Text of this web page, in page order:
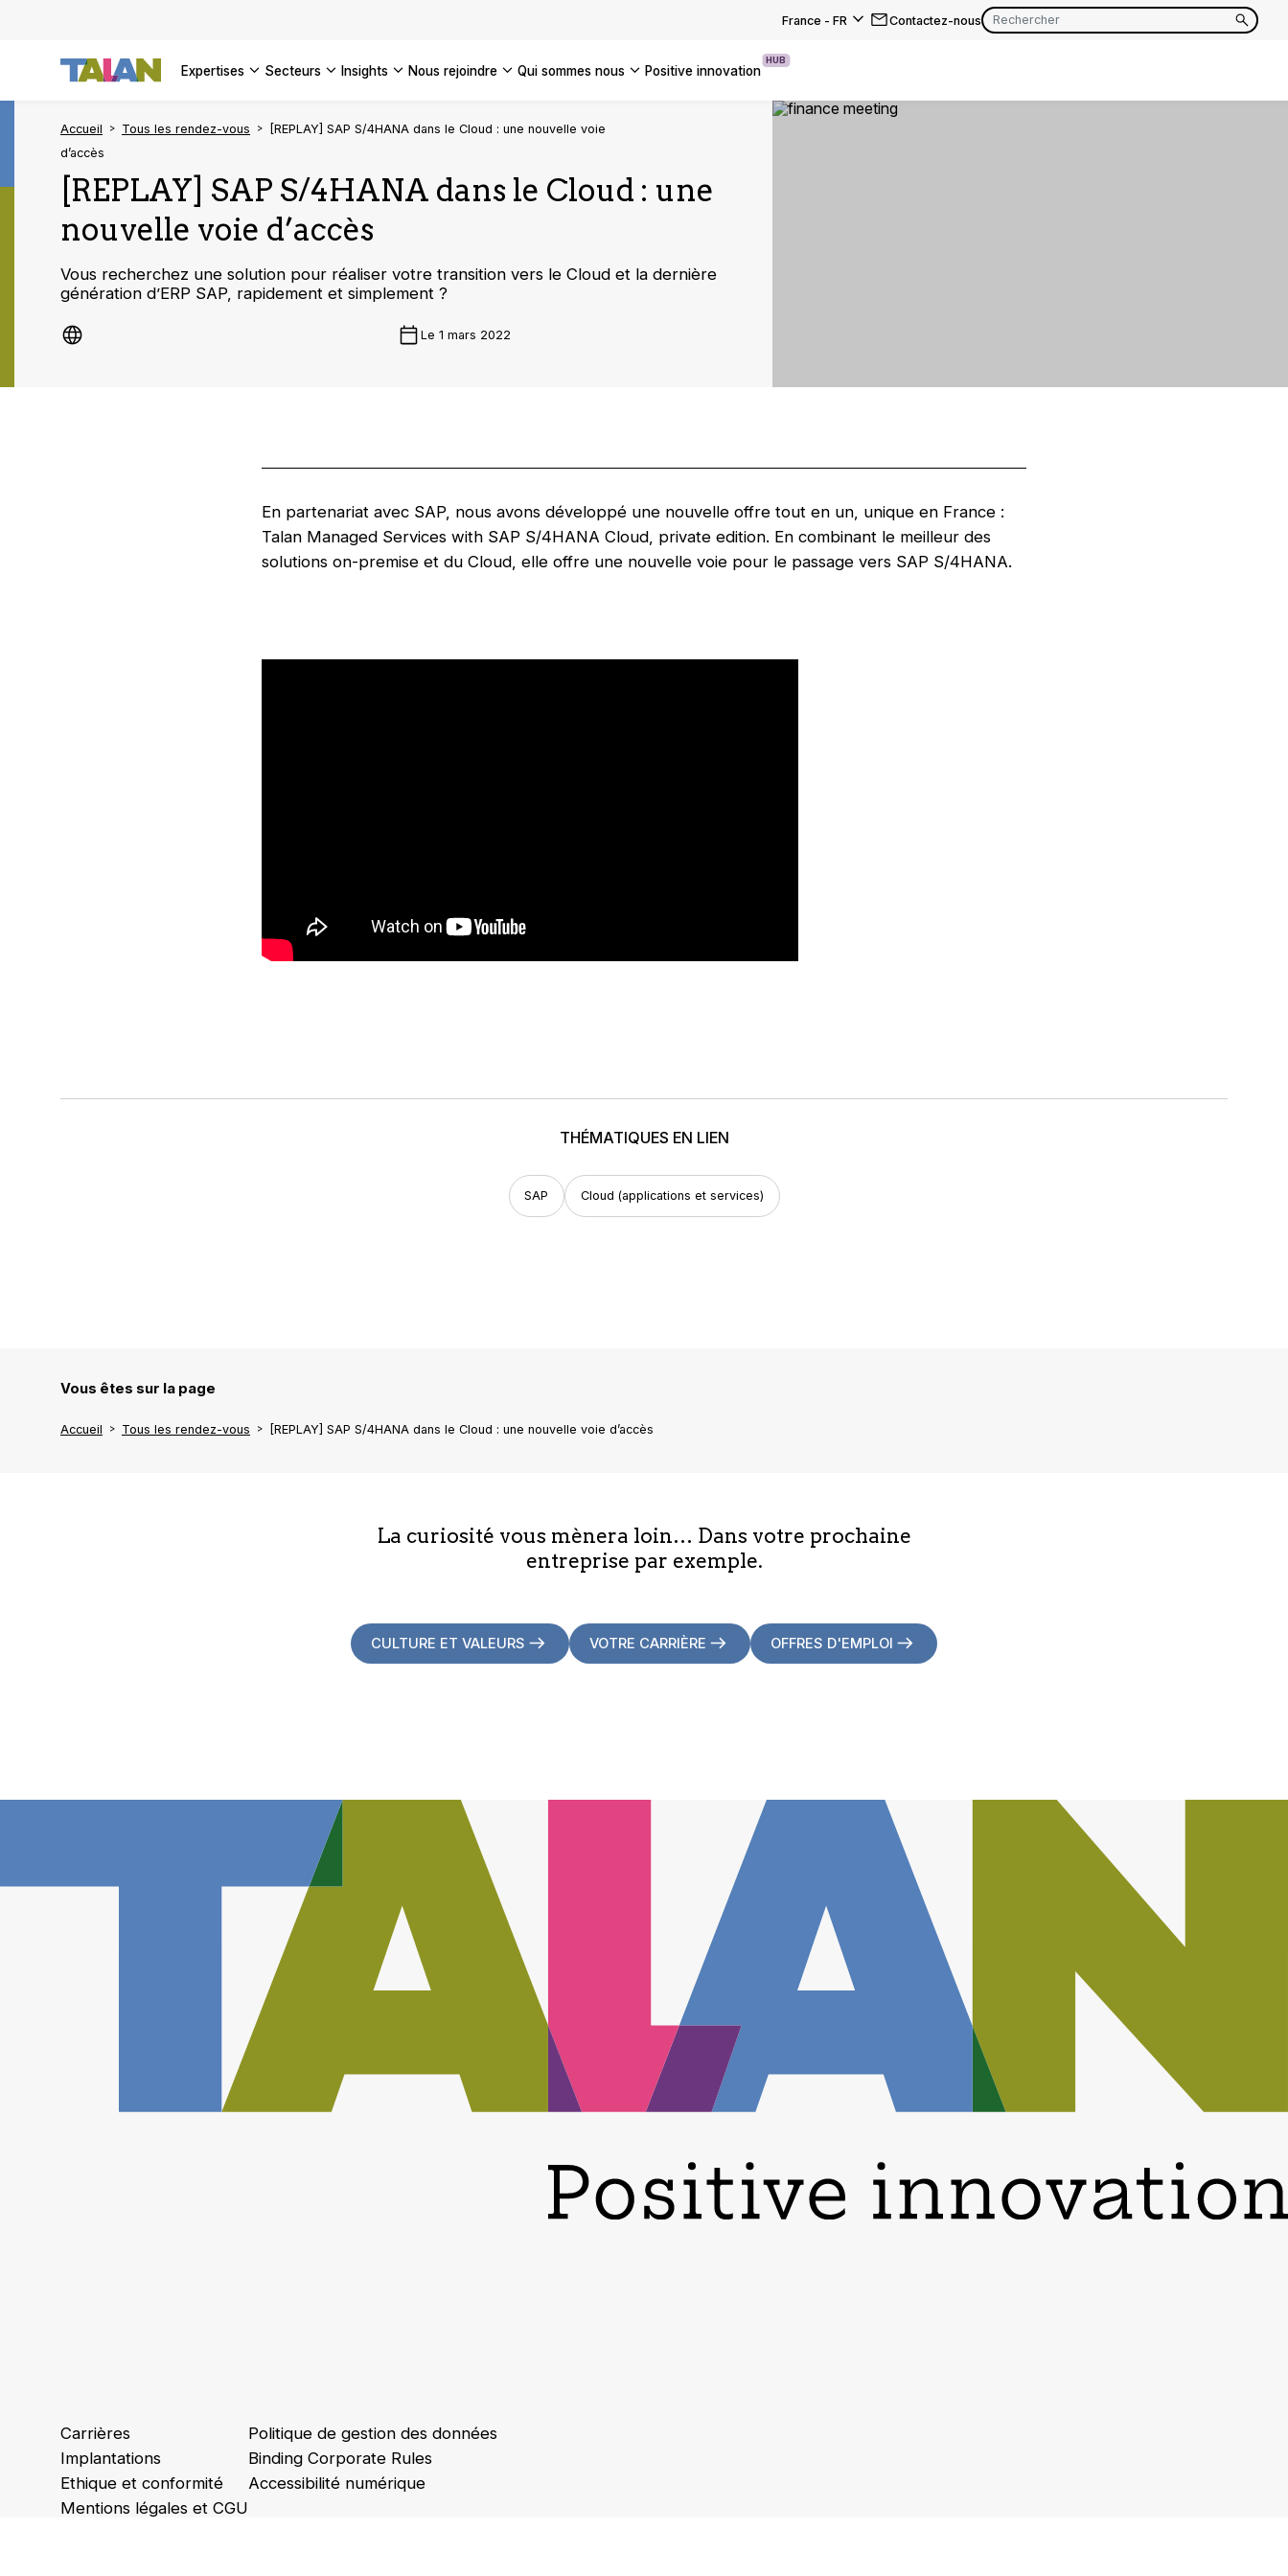
France - FR
France
Contactez-nous
expertises secteurs insights
VOIR TOUS NOS INSIGHTS
VOIR TOUS LES CAS CLIENTS
nous rejoindre qui sommes nous positive innovation
HUB
Accueil Tous les rendez-vous
[REPLAY] SAP S/4HANA dans le Cloud : une nouvelle voie
d’accès
[REPLAY] SAP S/4HANA dans le Cloud : une
nouvelle voie d’accès
Vous recherchez une solution pour réaliser votre transition vers le Cloud et la dernière
génération d’ERP SAP, rapidement et simplement ?
Le 1 mars 2022
En partenariat avec SAP, nous avons développé une nouvelle offre tout en un, unique en France :
Talan Managed Services with SAP S/4HANA Cloud, private edition. En combinant le meilleur des
solutions on-premise et du Cloud, elle offre une nouvelle voie pour le passage vers SAP S/4HANA.
THÉMATIQUES EN LIEN
SAP Cloud (applications et services)
Vous êtes sur la page
Accueil Tous les rendez-vous [REPLAY] SAP S/4HANA dans le Cloud : une nouvelle voie d’accès
La curiosité vous mènera loin… Dans votre prochaine
entreprise par exemple.
CULTURE ET VALEURS VOTRE CARRIÈRE OFFRES D'EMPLOI
Carrières
Implantations
Ethique et conformité
Mentions légales et CGU
Politique de gestion des données
Binding Corporate Rules
Accessibilité numérique